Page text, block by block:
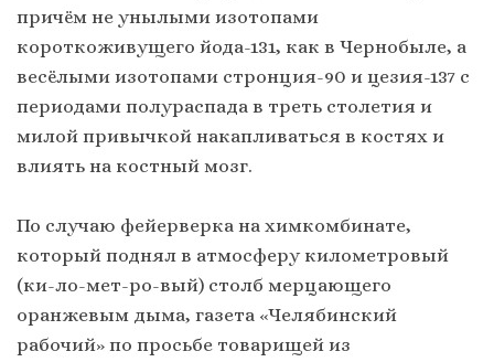
причём не унылыми изотопами
короткоживущего йода-131, как в Чернобыле, а
весёлыми изотопами стронция-90 и цезия-137 с
периодами полураспада в треть столетия и
милой привычкой накапливаться в костях и
влиять на костный мозг.
По случаю фейерверка на химкомбинате,
который поднял в атмосферу километровый
(ки-ло-мет-ро-вый) столб мерцающего
оранжевым дыма, газета «Челябинский
рабочий» по просьбе товарищей из